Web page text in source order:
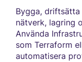
Bygga,
nätverk, lagring
Använda
som Terraform
automatisera